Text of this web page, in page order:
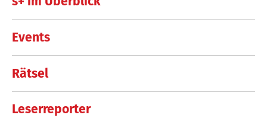
Events
Rätsel
Leserreporter